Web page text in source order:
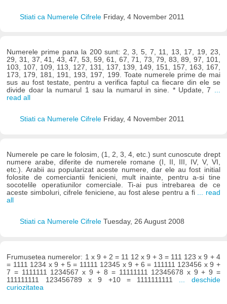
Stiati ca Numerele Cifrele Friday, 4 November 2011
Numerele prime pana la 200 sunt: 2, 3, 5, 7, 11, 13, 17, 19, 23,
29, 31, 37, 41, 43, 47, 53, 59, 61, 67, 71, 73, 79, 83, 89, 97, 101,
103, 107, 109, 113, 127, 131, 137, 139, 149, 151, 157, 163, 167,
173, 179, 181, 191, 193, 197, 199. Toate numerele prime de mai
sus au fost testate, pentru a verifica faptul ca fiecare din ele se
divide doar la numarul 1 sau la numarul in sine. * Update, 7 ...
read all
Stiati ca Numerele Cifrele Friday, 4 November 2011
Numerele pe care le folosim, (1, 2, 3, 4, etc.) sunt cunoscute drept
numere arabe, diferite de numerele romane (I, II, III, IV, V, VI,
etc.). Arabii au popularizat aceste numere, dar ele au fost initial
folosite de comerciantii fenicieni, mult inainte, pentru a-si tine
socotelile operatiunilor comerciale. Ti-ai pus intrebarea de ce
aceste simboluri, cifrele feniciene, au fost alese pentru a fi ... read
all
Stiati ca Numerele Cifrele Tuesday, 26 August 2008
Frumusetea numerelor: 1 x 9 + 2 = 11 12 x 9 + 3 = 111 123 x 9 + 4
= 1111 1234 x 9 + 5 = 11111 12345 x 9 + 6 = 111111 123456 x 9 +
7 = 1111111 1234567 x 9 + 8 = 11111111 12345678 x 9 + 9 =
111111111 123456789 x 9 +10 = 1111111111
... deschide
curiozitatea